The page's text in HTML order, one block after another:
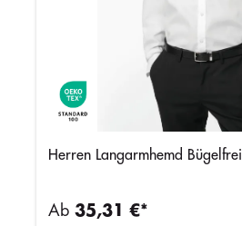
Herren Langarmhemd Bügelfrei
Ab 35,31 €*